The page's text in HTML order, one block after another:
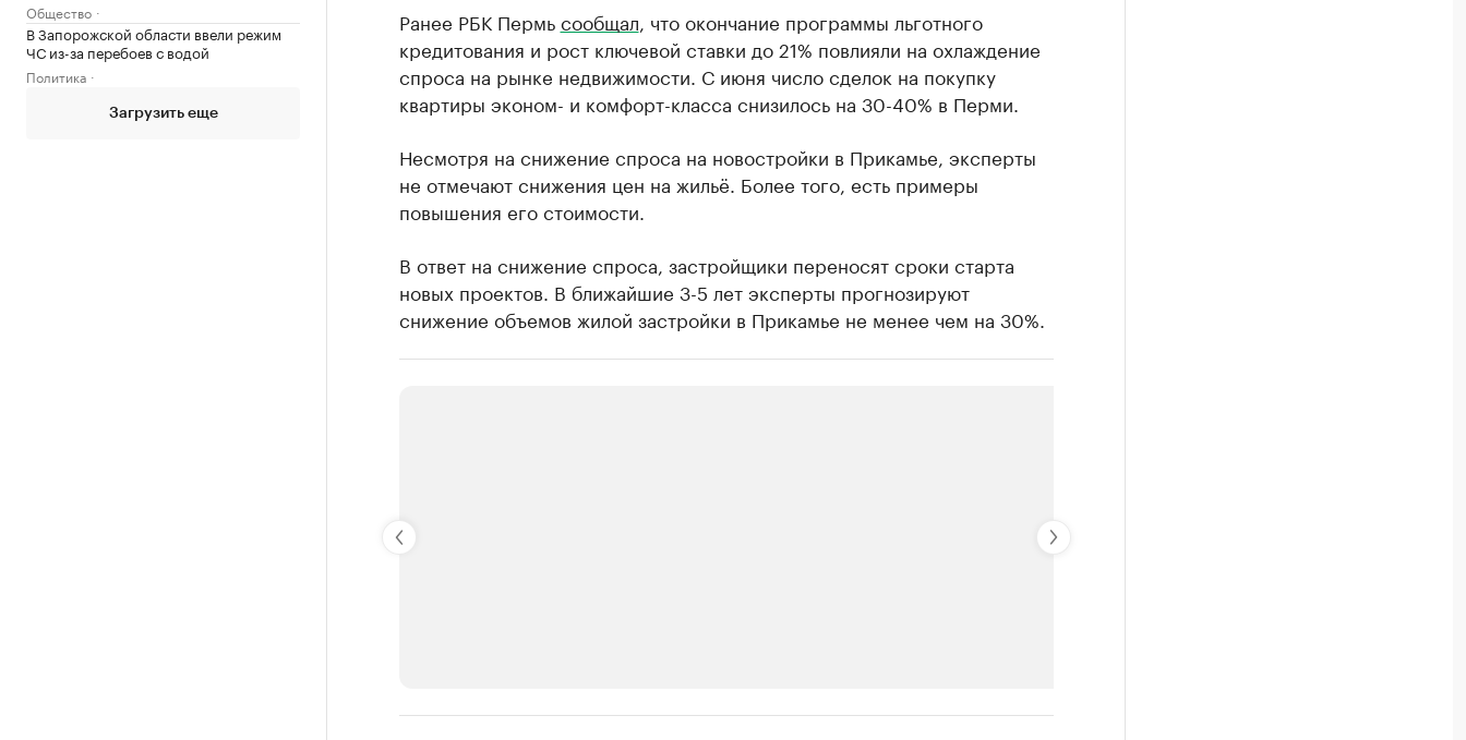
Общество
В Запорожской области ввели режим
ЧС из-за перебоев с водой
Политика
Загрузить еще
Ранее РБК Пермьсообщал , что окончание программы льготного
кредитования и рост ключевой ставки до 21% повлияли на охлаждение
спроса на рынке недвижимости. С июня число сделок на покупку
квартиры эконом- и комфорт-класса снизилось на 30-40% в Перми.
Несмотря на снижение спроса на новостройки в Прикамье, эксперты
не отмечают снижения цен на жильё. Более того, есть примеры
повышения его стоимости.
В ответ на снижение спроса, застройщики переносят сроки старта
новых проектов. В ближайшие 3-5 лет эксперты прогнозируют
снижение объемов жилой застройки в Прикамье не менее чем на 30%.